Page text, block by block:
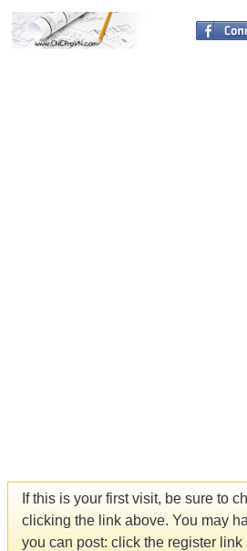
If this is your first visit, be sure to
clicking the link above. You may
you can post: click the register link